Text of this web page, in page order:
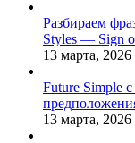
Разбираем
Styles — Sign
13 марта, 2026
Future Simple
13 марта, 2026